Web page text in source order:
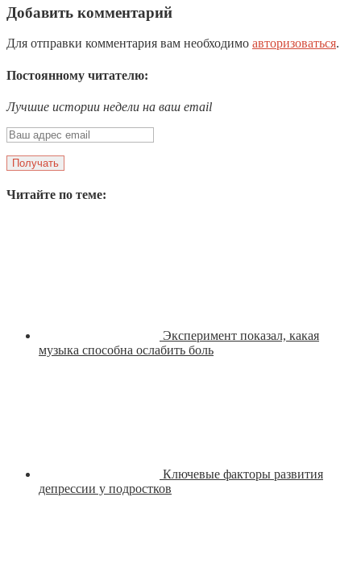
Добавить комментарий
Для отправки комментария вам необходимо авторизоваться.
Постоянному читателю:
Лучшие истории недели на ваш email
Читайте по теме:
Эксперимент показал, какая
музыка способна ослабить боль
Ключевые факторы развития
депрессии у подростков